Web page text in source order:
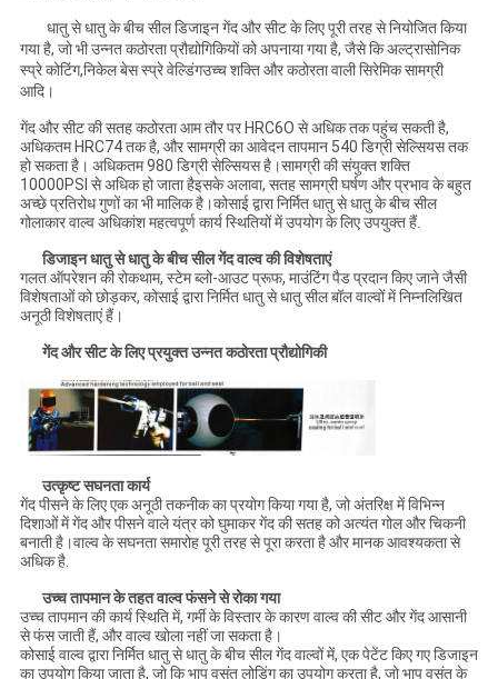
धातु से धातु के बीच सील डिजाइन गेंद और सीट के लिए पूरी तरह से नियोजित किया
गया है, जो भी उन्नत कठोरता प्रौद्योगिकियों को अपनाया गया है, जैसे कि अल्ट्रासोनिक
स्प्रे कोटिंग,निकेल बेस स्प्रे वेल्डिंगउच्च शक्ति और कठोरता वाली सिरेमिक सामग्री
आदि।
गेंद और सीट की सतह कठोरता आम तौर पर HRC6O से अधिक तक पहुंच सकती है,
अधिकतम HRC74 तक है, और सामग्री का आवेदन तापमान 540 डिग्री सेल्सियस तक
हो सकता है। अधिकतम 980 डिग्री सेल्सियस है।सामग्री की संयुक्त शक्ति
10000PSI से अधिक हो जाता हैइसके अलावा, सतह सामग्री घर्षण और प्रभाव के बहुत
अच्छे प्रतिरोध गुणों का भी मालिक है।कोसाई द्वारा निर्मित धातु से धातु के बीच सील
गोलाकार वाल्व अधिकांश महत्वपूर्ण कार्य स्थितियों में उपयोग के लिए उपयुक्त हैं.
डिजाइन धातु से धातु के बीच सील गेंद वाल्व की विशेषताएं
गलत ऑपरेशन की रोकथाम, स्टेम ब्लो-आउट प्रूफ, माउंटिंग पैड प्रदान किए जाने जैसी
विशेषताओं को छोड़कर, कोसाई द्वारा निर्मित धातु से धातु सील बॉल वाल्वों में निम्नलिखित
अनूठी विशेषताएं हैं।
गेंद और सीट के लिए प्रयुक्त उन्नत कठोरता प्रौद्योगिकी
उत्कृष्ट सघनता कार्य
गेंद पीसने के लिए एक अनूठी तकनीक का प्रयोग किया गया है, जो अंतरिक्ष में विभिन्न
दिशाओं में गेंद और पीसने वाले यंत्र को घुमाकर गेंद की सतह को अत्यंत गोल और चिकनी
बनाती है।वाल्व के सघनता समारोह पूरी तरह से पूरा करता है और मानक आवश्यकता से
अधिक है.
उच्च तापमान के तहत वाल्व फंसने से रोका गया
उच्च तापमान की कार्य स्थिति में, गर्मी के विस्तार के कारण वाल्व की सीट और गेंद आसानी
से फंस जाती हैं, और वाल्व खोला नहीं जा सकता है।
कोसाई वाल्व द्वारा निर्मित धातु से धातु के बीच सील गेंद वाल्वों में, एक पेटेंट किए गए डिजाइन
का उपयोग किया जाता है, जो कि भाप वसंत लोडिंग का उपयोग करता है, जो भाप वसंत के